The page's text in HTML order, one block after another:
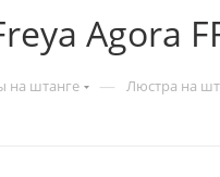
Agora
на штанге — Люстра на